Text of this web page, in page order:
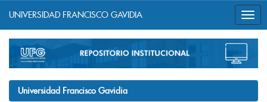
navigation
UNIVERSIDAD FRANCISCO GAVIDIA
Universidad Francisco Gavidia